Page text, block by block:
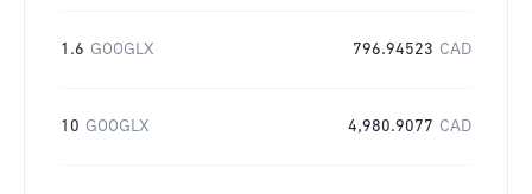
1.6 GOOGLX 796.94523 CAD
10 GOOGLX 4,980.9077 CAD